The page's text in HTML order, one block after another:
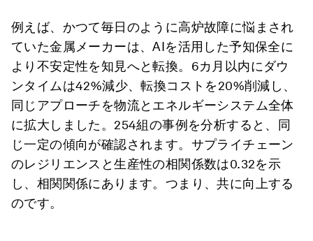
例えば、かつて毎日のように高炉故障に悩まされ
ていた金属メーカーは、AIを活用した予知保全に
より不安定性を知見へと転換。6カ月以内にダウ
ンタイムは42%減少、転換コストを20%削減し、
同じアプローチを物流とエネルギーシステム全体
に拡大しました。254組の事例を分析すると、同
じ一定の傾向が確認されます。サプライチェーン
のレジリエンスと生産性の相関係数は0.32を示
し、相関関係にあります。つまり、共に向上する
のです。